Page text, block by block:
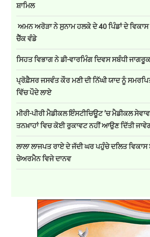
ਸ਼ਾਮਿਲ
ਅਮਨ ਅਰੋੜਾ ਨੇ ਸੁਨਾਮ ਹਲਕੇ ਦੇ 40 ਪਿੰਡਾਂ ਦੇ
ਚੈੱਕ ਵੰਡੇ
ਸਿਹਤ ਵਿਭਾਗ ਨੇ ਡੀ-ਵਾਰਮਿੰਗ ਦਿਵਸ ਸਬੰਧੀ
ਪ੍ਰੋਫ਼ੈਸਰ ਜਸਵੰਤ ਕੌਰ ਮਣੀ ਦੀ ਨਿੱਘੀ ਯਾਦ ਨੂੰ
ਵਿੱਚ ਪੌਦੇ ਲਾਏ
ਮੀਰੀ-ਪੀਰੀ ਮੈਡੀਕਲ ਇੰਸਟੀਚਿਊਟ ’ਚ ਮੈਡੀਕਲ
ਤਨਖ਼ਾਹਾਂ ਵਿਚ ਕੋਈ ਰੁਕਾਵਟ ਨਹੀਂ ਆਉਣ ਦਿੱਤੀ
ਲਾਲਾ ਲਾਜਪਤ ਰਾਏ ਦੇ ਜੱਦੀ ਘਰ ਪਹੁੰਚੇ ਦਲਿਤ
ਚੇਅਰਮੈਨ ਵਿਜੇ ਦਾਨਵ